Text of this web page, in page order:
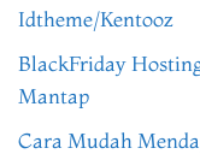
Idtheme/Kentooz
BlackFriday
Mantap
Cara Mudah